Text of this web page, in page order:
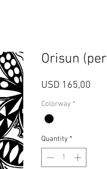
Orisun
USD 165,00
Colorway *
Quantity *